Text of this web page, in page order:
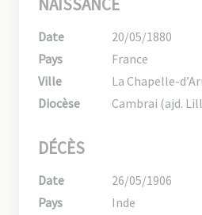
Date
20/05/1880
Pays
France
Ville
La Chapelle-
Diocèse
Cambrai (ajd.
DÉCÈS
Date
26/05/1906
Pays
Inde